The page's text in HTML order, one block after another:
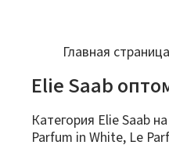
Главная страница
Elie Saab
Категория Elie Saab
Parfum in White, Le